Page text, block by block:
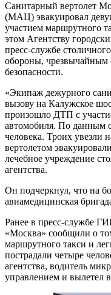
Санитарный вертолет
(МАЦ) эвакуировал
участием маршрутного
этом Агентству
пресс-службе
обороны, чрезвычайным
безопасности.
«Экипаж дежурного
вызову на Калужское
произошло ДТП с
автомобиля. По данным
человека. Троих увезли
вертолетом
лечебное учреждение
агентства.
Он подчеркнул, что на
авиамедицинская
Ранее в пресс-службе
«Москва» сообщили о
маршрутного такси и
пострадали четыре
агентства, водитель
управлением и вылетел